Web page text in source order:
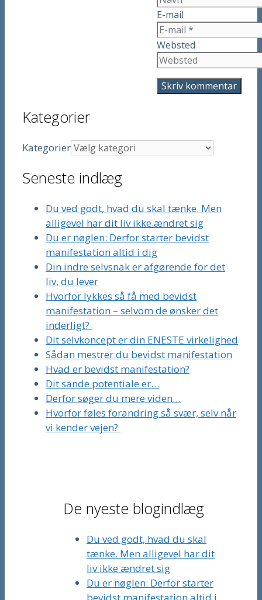
E-mail
Websted
Kategorier
Kategorier
Seneste indlæg
Du ved godt, hvad du skal tænke. Men
alligevel har dit liv ikke ændret sig
Du er nøglen: Derfor starter bevidst
manifestation altid i dig
Din indre selvsnak er afgørende for det
liv, du lever
Hvorfor lykkes så få med bevidst
manifestation – selvom de ønsker det
inderligt?
Dit selvkoncept er din ENESTE virkelighed
Sådan mestrer du bevidst manifestation
Hvad er bevidst manifestation?
Dit sande potentiale er…
Derfor søger du mere viden…
Hvorfor føles forandring så svær, selv når
vi kender vejen?
De nyeste blogindlæg
Du ved godt, hvad du skal
tænke. Men alligevel har dit
liv ikke ændret sig
Du er nøglen: Derfor starter
bevidst manifestation altid i